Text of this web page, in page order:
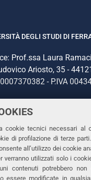
cookie tecnici necessari al
di profilazione di terze
all’utilizzo dei cookie
verranno utilizzati solo i
contenuti potrebbero
essere modificate in
DEGLI STUDI DI
Prof.ssa Laura
Ariosto, 35 -
- P.IVA
0532 293111
0532 293031